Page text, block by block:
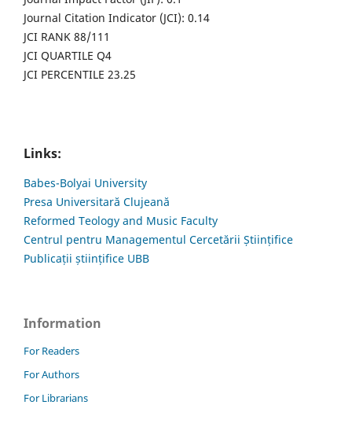
Journal Citation Indicator (JCI): 0.14
JCI RANK 88/111
JCI QUARTILE Q4
JCI PERCENTILE 23.25
Links:
Babes-Bolyai University
Presa Universitară Clujeană
Reformed Teology and Music Faculty
Centrul pentru Managementul Cercetării Științifice
Publicații științifice UBB
Information
For Readers
For Authors
For Librarians